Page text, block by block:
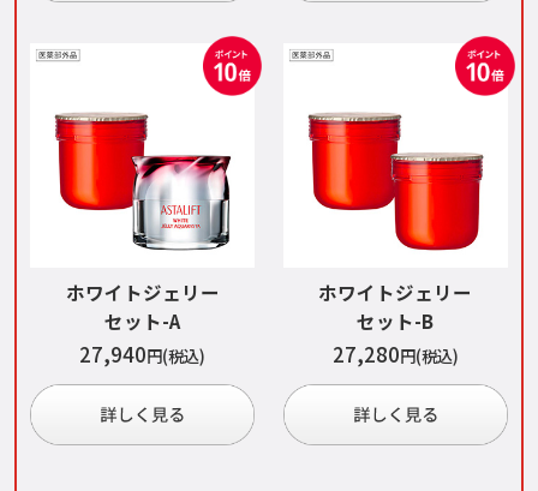
ホワイトジェリー
セット-A
27,940
ホワイトジェリー
セット-B
27,280